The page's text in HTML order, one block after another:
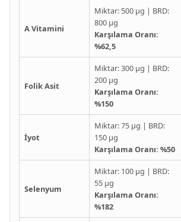
A Vitamini
Miktar: 500 µg | BRD:
800 µg
Karşılama Oranı:
%62,5
Folik Asit
Miktar: 300 µg | BRD:
200 µg
Karşılama Oranı:
%150
İyot
Miktar: 75 µg | BRD:
150 µg
Karşılama Oranı: %50
Selenyum
Miktar: 100 µg | BRD:
55 µg
Karşılama Oranı:
%182